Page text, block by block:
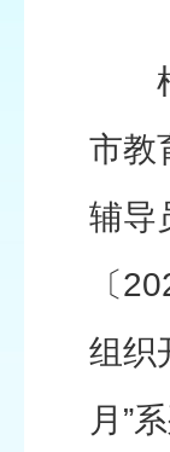
根
市教
辅导
〔
组织
月”